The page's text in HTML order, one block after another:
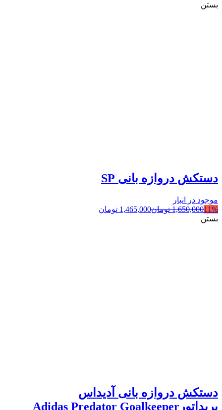
بستن
دستکش دروازه بانی SP
موجود در انبار
11%
1,650,000 تومان1,465,000 تومان
بستن
دستکش دروازه بانی آدیداس
پریداتورAdidas Predator Goalkeeper